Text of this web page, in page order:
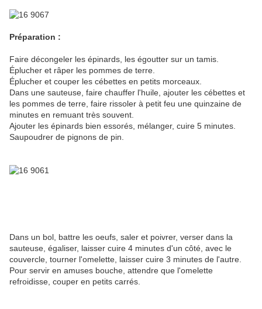
Préparation :
Faire décongeler les épinards, les égoutter sur un tamis.
Éplucher et râper les pommes de terre.
Éplucher et couper les cébettes en petits morceaux.
Dans une sauteuse, faire chauffer l'huile, ajouter les cébettes et
les pommes de terre, faire rissoler à petit feu une quinzaine de
minutes en remuant très souvent.
Ajouter les épinards bien essorés, mélanger, cuire 5 minutes.
Saupoudrer de pignons de pin.
Dans un bol, battre les oeufs, saler et poivrer, verser dans la
sauteuse, égaliser, laisser cuire 4 minutes d'un côté, avec le
couvercle, tourner l'omelette, laisser cuire 3 minutes de l'autre.
Pour servir en amuses bouche, attendre que l'omelette
refroidisse, couper en petits carrés.